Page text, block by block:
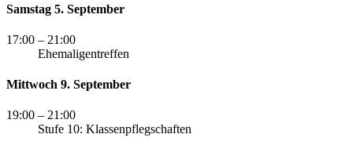
Samstag 5. September
17:00 – 21:00
Ehemaligentreffen
Mittwoch 9. September
19:00 – 21:00
Stufe 10: Klassenpflegschaften